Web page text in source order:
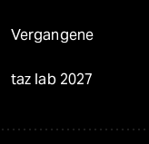
Vergangene
taz lab 2027